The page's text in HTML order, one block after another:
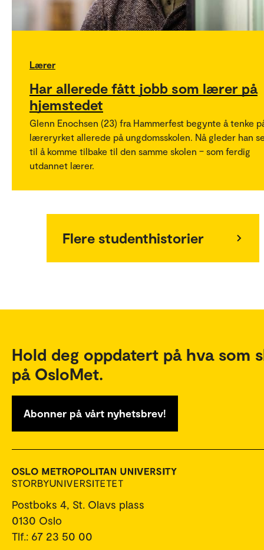
Lærer
Har allerede fått jobb som lærer på
hjemstedet
Glenn Enochsen (23) fra Hammerfest begynte å tenke
læreryrket allerede på ungdomsskolen. Nå gleder han
til å komme tilbake til den samme skolen – som ferdig
utdannet lærer.
Flere studenthistorier
Hold deg oppdatert på hva som
på OsloMet.
Abonner på vårt nyhetsbrev!
Postboks 4, St. Olavs plass
0130 Oslo
Tlf.: 67 23 50 00